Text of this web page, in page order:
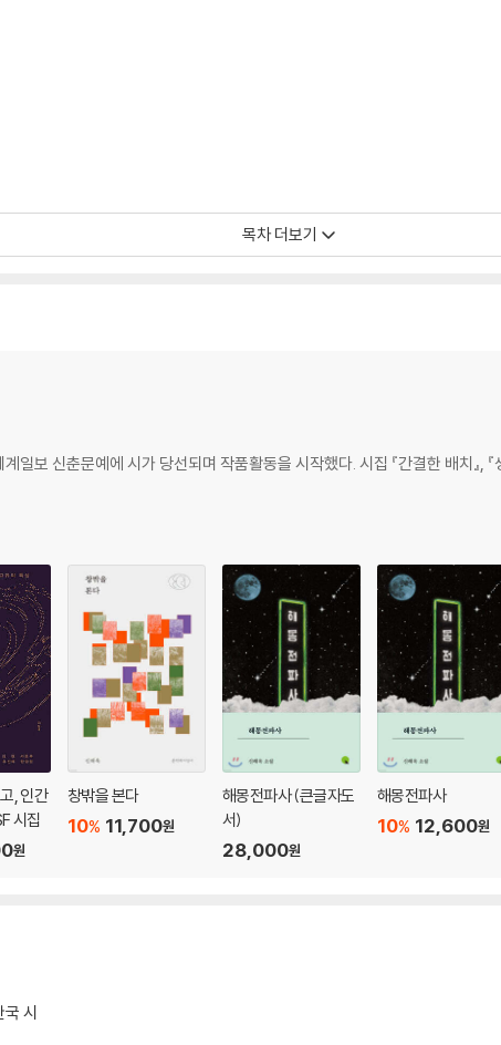
목차 더보기
보 신춘문예에 시가 당선되며 작품활동을 시작했다. 시집 『간결한 배치』, 『생
, 인간
시집
원
창밖을 본다
11,700원
10%
해몽전파사 (큰글자도
서)
28,000원
해몽전파사
12,600원
10%
국 시